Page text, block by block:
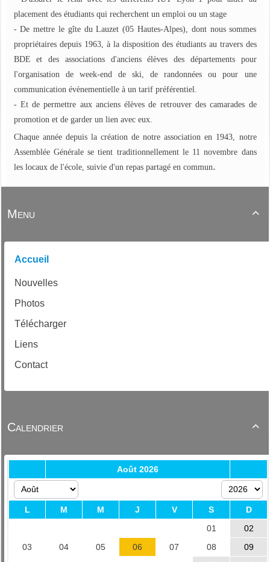

Menu
Accueil
Nouvelles
Photos
Télécharger
Liens
Contact

Calendrier
placement des étudiants qui recherchent un emploi ou un stage
- De mettre le gîte du Lauzet (05 Hautes-Alpes), dont nous sommes
propriétaires depuis 1963, à la disposition des étudiants au travers des
BDE et des associations d'anciens élèves des départements pour
l'organisation de week-end de ski, de randonnées ou pour une
communication évènementielle à un tarif préférentiel.
- Et de permettre aux anciens élèves de retrouver des camarades de
promotion et de garder un lien avec eux.
Chaque année depuis la création de notre association en 1943, notre
Assemblée Générale se tient traditionnellement le 11 novembre dans
les locaux de l'école, suivie d'un repas partagé en commun.